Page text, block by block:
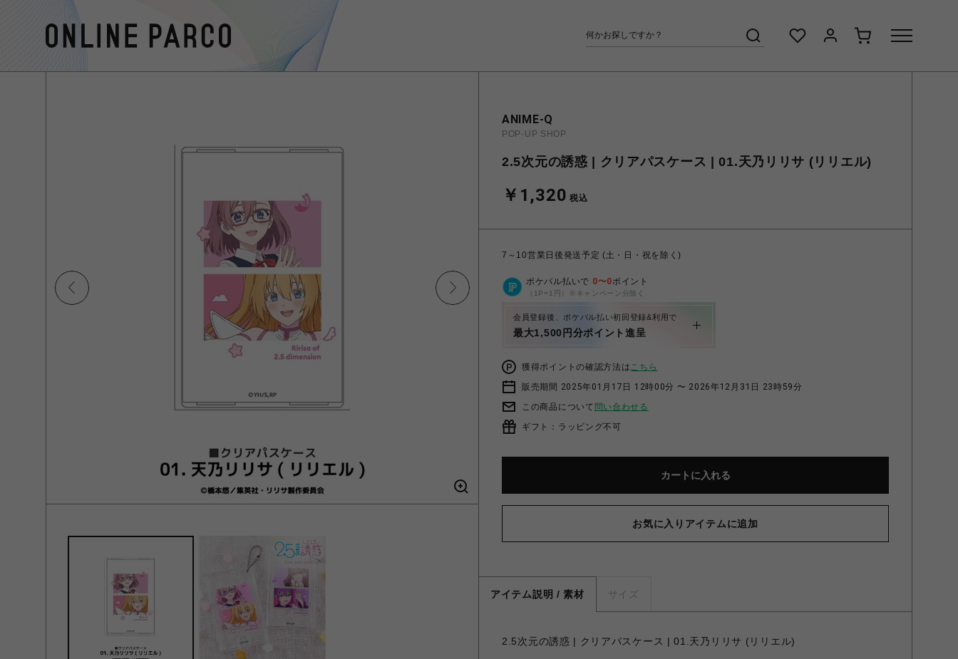
ANIME-Q
POP-UP SHOP
2.5次元の誘惑 | クリアパスケース | 01.天乃リリサ (リリエル)
￥1,320 税込
7～10営業日後発送予定 (土・日・祝を除く)
ポケパル払いで 0〜0ポイント
（1P=1円）※キャンペーン分除く
会員登録後、ポケパル払い初回登録&利用で
最大1,500円分ポイント進呈
獲得ポイントの確認方法はこちら
販売期間 2025年01月17日 12時00分 〜 2026年12月31日 23時59分
この商品について 問い合わせる
ギフト：ラッピング不可
カートに入れる
お気に入りアイテムに追加
アイテム説明 / 素材 サイズ
2.5次元の誘惑 | クリアパスケース | 01.天乃リリサ (リリエル)